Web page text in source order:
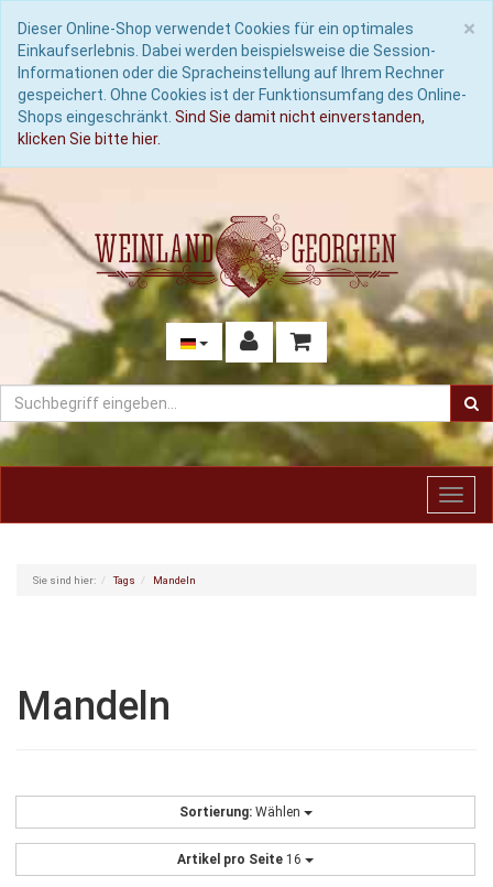
×
Dieser Online-Shop verwendet Cookies für ein optimales
Einkaufserlebnis. Dabei werden beispielsweise die Session-
Informationen oder die Spracheinstellung auf Ihrem Rechner
gespeichert. Ohne Cookies ist der Funktionsumfang des Online-
Shops eingeschränkt. Sind Sie damit nicht einverstanden,
klicken Sie bitte hier.
Sie sind hier: Tags Mandeln
Mandeln
Sortierung: Wählen
Artikel pro Seite 16